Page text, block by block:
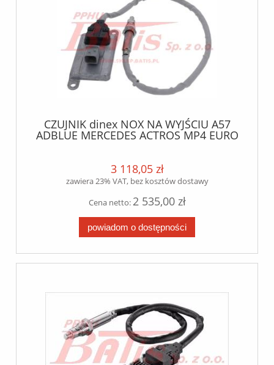
CZUJNIK dinex NOX NA WYJŚCIU A57
ADBLUE MERCEDES ACTROS MP4 EURO
3 118,05 zł
zawiera 23% VAT, bez kosztów dostawy
Cena netto: 2 535,00 zł
powiadom o dostępności